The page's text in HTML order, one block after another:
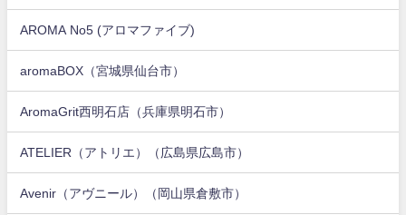
AROMA No5 (アロマファイブ)
aromaBOX（宮城県仙台市）
AromaGrit西明石店（兵庫県明石市）
ATELIER（アトリエ）（広島県広島市）
Avenir（アヴニール）（岡山県倉敷市）